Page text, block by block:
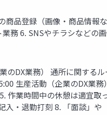
品登録（画像・商品情報
務 6. SNSやチラシなどの
DX業務） 通所に関する
生産活動（企業のDX業務
業時間中の休憩は適宜
・退勤打刻 8. 「面談」